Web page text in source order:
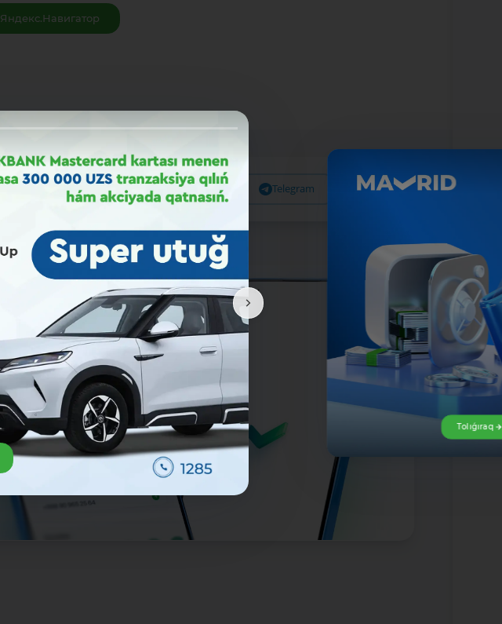
Яндекс.Навигатор
Bólisiw: Facebook Telegram X
Tolıǵıraq